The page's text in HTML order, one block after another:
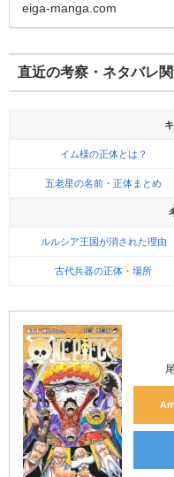
eiga-manga.com
直近の考察・ネタバレ
イム様の正体とは？
五老星の名前・正体まとめ
ルルシア王国が消された理由
古代兵器の正体・場所